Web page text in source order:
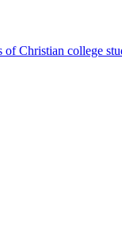
Christian college